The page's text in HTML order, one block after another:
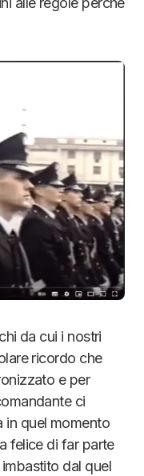
da cui i nostri
ricordo che
e per
ci
in quel momento
felice di far parte
dal quel